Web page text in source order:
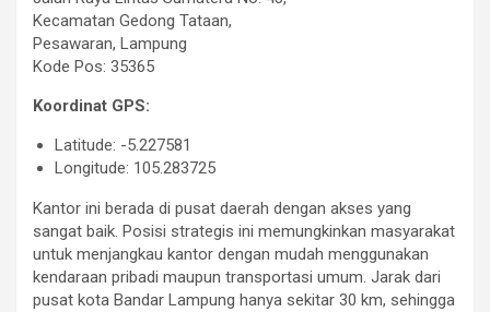
Kecamatan Gedong Tataan,
Pesawaran, Lampung
Kode Pos: 35365
Koordinat GPS:
Latitude: -5.227581
Longitude: 105.283725
Kantor ini berada di pusat daerah dengan akses yang
sangat baik. Posisi strategis ini memungkinkan masyarakat
untuk menjangkau kantor dengan mudah menggunakan
kendaraan pribadi maupun transportasi umum. Jarak dari
pusat kota Bandar Lampung hanya sekitar 30 km, sehingga